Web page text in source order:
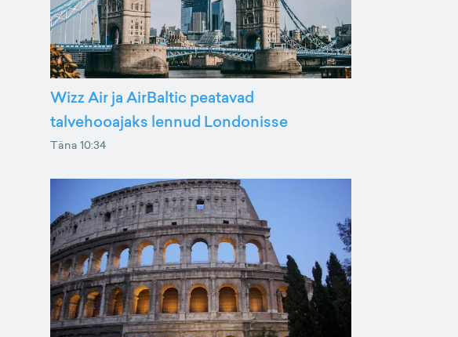
Wizz Air ja AirBaltic peatavad
talvehooajaks lennud Londonisse
Täna 10:34